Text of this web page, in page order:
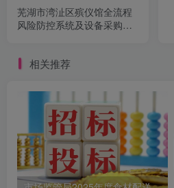
芜湖市湾沚区殡仪馆全流程
风险防控系统及设备采购项
相关推荐